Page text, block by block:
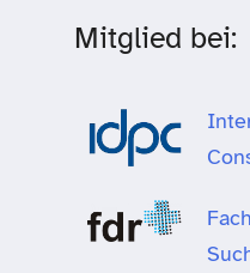
Mitglied bei: